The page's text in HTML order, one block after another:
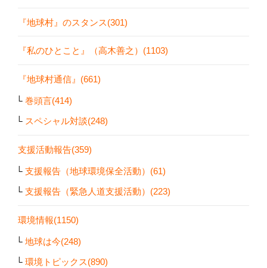
『地球村』のスタンス(301)
『私のひとこと』（高木善之）(1103)
『地球村通信』(661)
巻頭言(414)
スペシャル対談(248)
支援活動報告(359)
支援報告（地球環境保全活動）(61)
支援報告（緊急人道支援活動）(223)
環境情報(1150)
地球は今(248)
環境トピックス(890)